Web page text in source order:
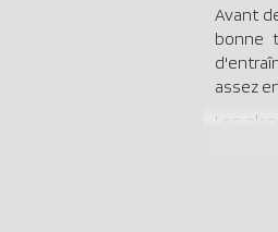
Avant
bonne
assez
Les